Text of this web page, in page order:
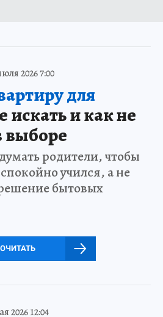
2026 7:00
для
искать и как не
выборе
родители, чтобы
учился, а не
бытовых
2026 12:04